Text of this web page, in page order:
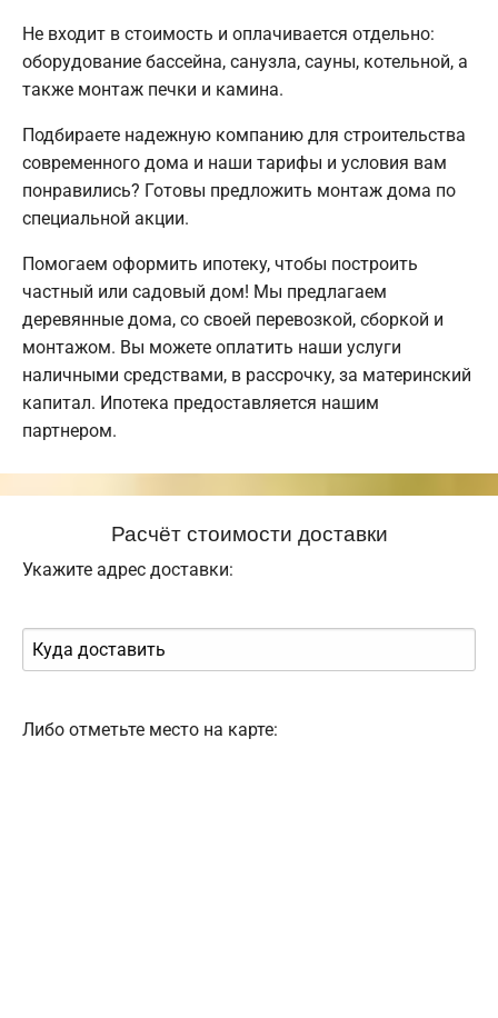
Не входит в стоимость и оплачивается отдельно:
оборудование бассейна, санузла, сауны, котельной, а
также монтаж печки и камина.
Подбираете надежную компанию для строительства
современного дома и наши тарифы и условия вам
понравились? Готовы предложить монтаж дома по
специальной акции.
Помогаем оформить ипотеку, чтобы построить
частный или садовый дом! Мы предлагаем
деревянные дома, со своей перевозкой, сборкой и
монтажом. Вы можете оплатить наши услуги
наличными средствами, в рассрочку, за материнский
капитал. Ипотека предоставляется нашим
партнером.
Расчёт стоимости доставки
Укажите адрес доставки:
Либо отметьте место на карте: